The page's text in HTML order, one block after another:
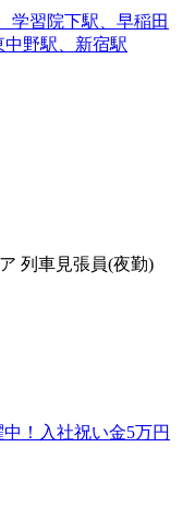
学習院下駅、早稲田
野駅、新宿駅
列車見張員(夜勤)
！入社祝い金5万円